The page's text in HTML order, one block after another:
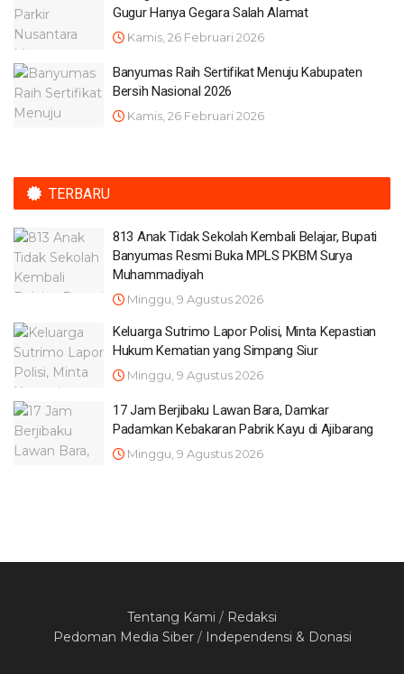
Gugur Hanya Gegara Salah Alamat
Kamis, 26 Februari 2026
Banyumas Raih Sertifikat Menuju Kabupaten
Bersih Nasional 2026
Kamis, 26 Februari 2026
TERBARU
813 Anak Tidak Sekolah Kembali Belajar, Bupati
Banyumas Resmi Buka MPLS PKBM Surya
Muhammadiyah
Minggu, 9 Agustus 2026
Keluarga Sutrimo Lapor Polisi, Minta Kepastian
Hukum Kematian yang Simpang Siur
Minggu, 9 Agustus 2026
17 Jam Berjibaku Lawan Bara, Damkar
Padamkan Kebakaran Pabrik Kayu di Ajibarang
Minggu, 9 Agustus 2026
Tentang Kami / Redaksi
Pedoman Media Siber/ Independensi & Donasi